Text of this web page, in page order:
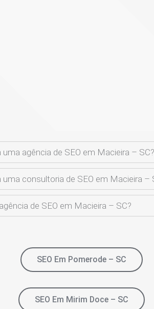
agência de SEO em Macieira – SC?
consultoria de SEO em Macieira –
de SEO em Macieira – SC?
SEO Em Pomerode – SC
SEO Em Mirim Doce – SC